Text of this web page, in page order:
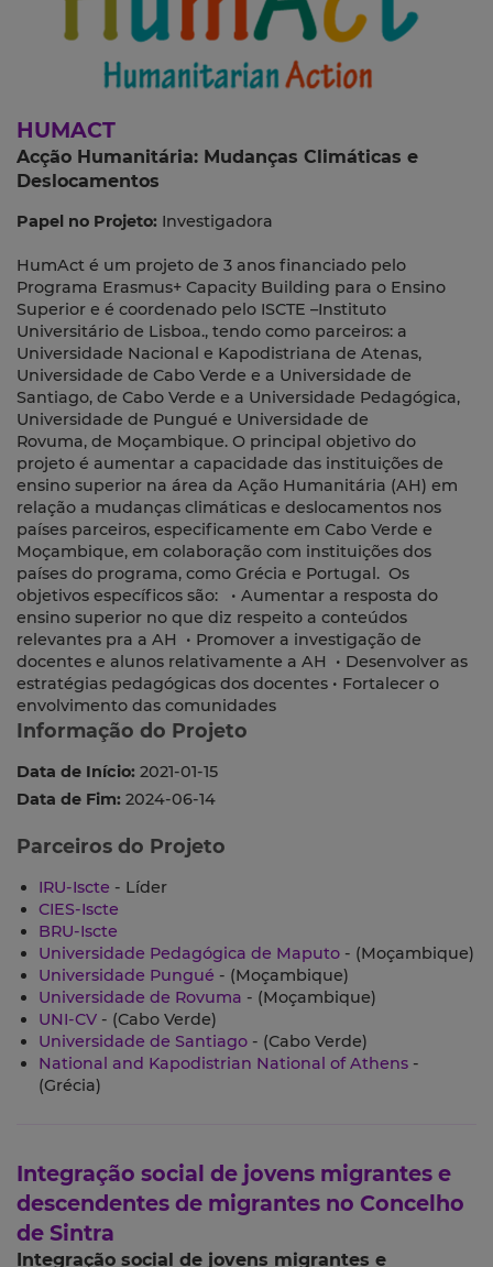
HUMACT
Acção Humanitária: Mudanças Climáticas e
Deslocamentos
Papel no Projeto: Investigadora
HumAct é um projeto de 3 anos financiado pelo
Programa Erasmus+ Capacity Building para o Ensino
Superior e é coordenado pelo ISCTE –Instituto
Universitário de Lisboa., tendo como parceiros: a
Universidade Nacional e Kapodistriana de Atenas,
Universidade de Cabo Verde e a Universidade de
Santiago, de Cabo Verde e a Universidade Pedagógica,
Universidade de Pungué e Universidade de
Rovuma, de Moçambique. O principal objetivo do
projeto é aumentar a capacidade das instituições de
ensino superior na área da Ação Humanitária (AH) em
relação a mudanças climáticas e deslocamentos nos
países parceiros, especificamente em Cabo Verde e
Moçambique, em colaboração com instituições dos
países do programa, como Grécia e Portugal. Os
objetivos específicos são: • Aumentar a resposta do
ensino superior no que diz respeito a conteúdos
relevantes pra a AH • Promover a investigação de
docentes e alunos relativamente a AH • Desenvolver as
estratégias pedagógicas dos docentes • Fortalecer o
envolvimento das comunidades
Informação do Projeto
Data de Início: 2021-01-15
Data de Fim: 2024-06-14
Parceiros do Projeto
IRU-Iscte - Líder
CIES-Iscte
BRU-Iscte
Universidade Pedagógica de Maputo - (Moçambique)
Universidade Pungué - (Moçambique)
Universidade de Rovuma - (Moçambique)
UNI-CV - (Cabo Verde)
Universidade de Santiago - (Cabo Verde)
National and Kapodistrian National of Athens -
(Grécia)
Integração social de jovens migrantes e
descendentes de migrantes no Concelho
de Sintra
Integração social de jovens migrantes e